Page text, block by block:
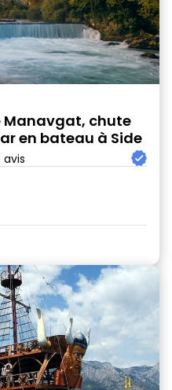
Manavgat, chute
en bateau à Side
avis